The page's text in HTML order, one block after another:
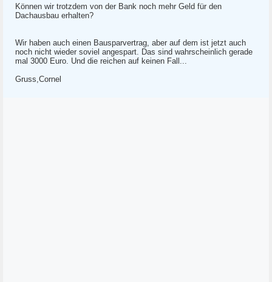
Können wir trotzdem von der Bank noch mehr Geld für den
Dachausbau erhalten?
Wir haben auch einen Bausparvertrag, aber auf dem ist jetzt auch
noch nicht wieder soviel angespart. Das sind wahrscheinlich gerade
mal 3000 Euro. Und die reichen auf keinen Fall...
Gruss,Cornel